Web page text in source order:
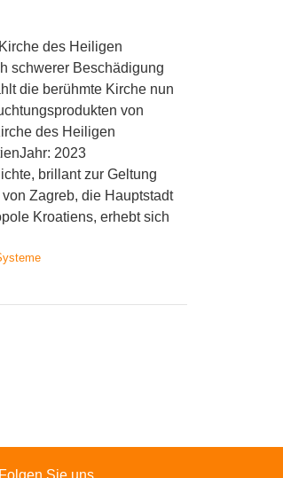
des Heiligen
schwerer Beschädigung
die berühmte Kirche nun
von
des Heiligen
2023
brillant zur Geltung
Zagreb, die Hauptstadt
Kroatiens, erhebt sich
Folgen Sie uns